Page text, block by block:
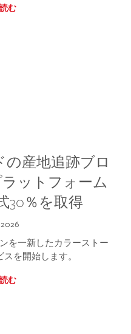
む
の産地追跡ブロ
ットフォーム
30％を取得
を一新したカラーストー
を開始します。
む